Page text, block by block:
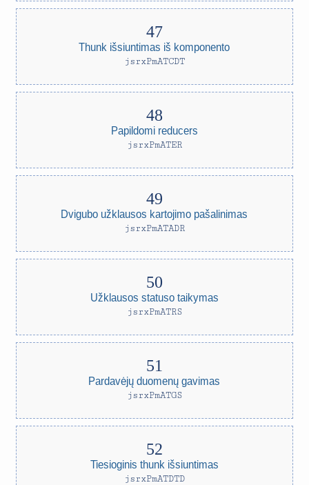
Thunk išsiuntimas iš komponento
jsrxPmATCDT
Papildomi reducers
jsrxPmATER
Dvigubo užklausos kartojimo pašalinimas
jsrxPmATADR
Užklausos statuso taikymas
jsrxPmATRS
Pardavėjų duomenų gavimas
jsrxPmATGS
Tiesioginis thunk išsiuntimas
jsrxPmATDTD